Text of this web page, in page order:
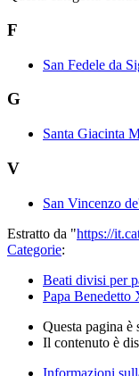
F
San Fedele da
G
Santa Giacinta
V
San Vincenzo
Estratto da "https://
Categorie:
Beati divisi per
Papa Benedetto
Questa pagina
Il contenuto è
Informazioni